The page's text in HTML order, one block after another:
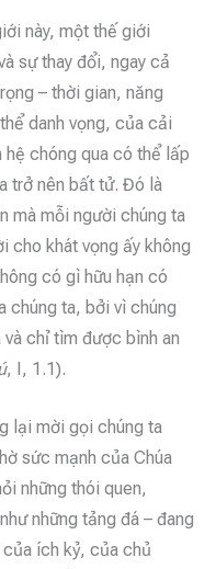
này, một thế giới
sự thay đổi, ngay cả
– thời gian, năng
danh vọng, của cải
hệ chóng qua có thể lấp
trở nên bất tử. Đó là
mà mỗi người chúng ta
cho khát vọng ấy không
có gì hữu hạn có
chúng ta, bởi vì chúng
chỉ tìm được bình an
, I, 1.1).
lại mời gọi chúng ta
sức mạnh của Chúa
những thói quen,
những tảng đá – đang
ích kỷ, của chủ